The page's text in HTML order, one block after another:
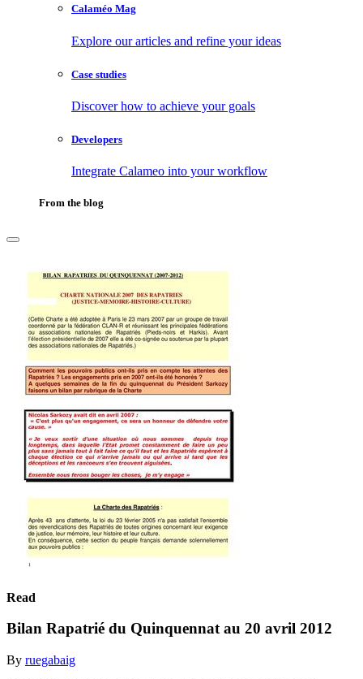
Calaméo Mag
Explore our articles and refine your ideas
Case studies
Discover how to achieve your goals
Developers
Integrate Calameo into your workflow
From the blog
Read
Bilan Rapatrié du Quinquennat au 20 avril 2012
By ruegabaig